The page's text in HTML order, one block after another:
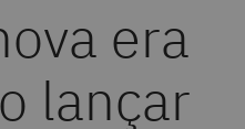
era
lançar